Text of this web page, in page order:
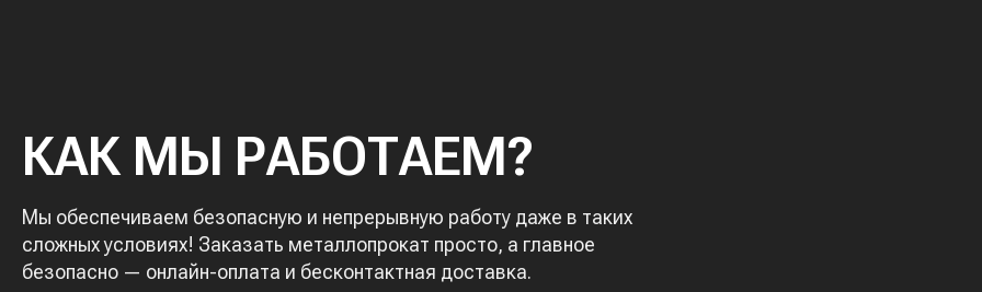
КАК МЫ РАБОТАЕМ?
Мы обеспечиваем безопасную и непрерывную работу даже в таких
сложных условиях! Заказать металлопрокат просто, а главное
безопасно — онлайн-оплата и бесконтактная доставка.